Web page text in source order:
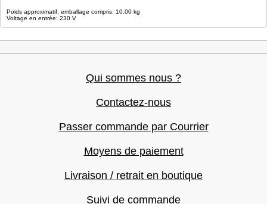
Poids approximatif, emballage compris: 10.00 kg
Voltage en entrée: 230 V
Qui sommes nous ?
Contactez-nous
Passer commande par Courrier
Moyens de paiement
Livraison / retrait en boutique
Suivi de commande